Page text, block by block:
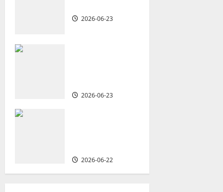
i
2026-06-23
2026-06-23
2026-06-22